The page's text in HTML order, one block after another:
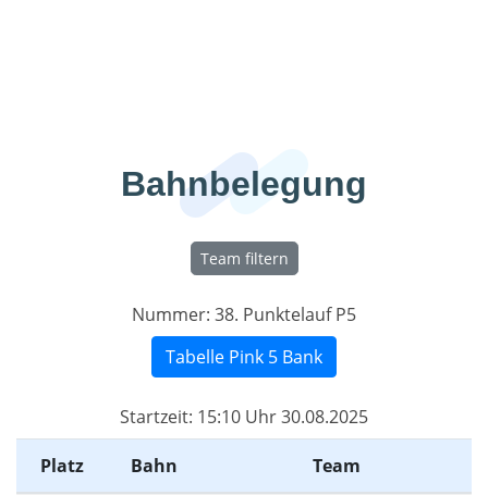
Bahnbelegung
Team filtern
Nummer: 38. Punktelauf P5
Tabelle Pink 5 Bank
Startzeit: 15:10 Uhr 30.08.2025
Platz Bahn Team